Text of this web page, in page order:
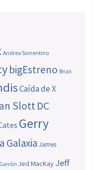
Andrea Sorrentino
bigEstreno Brian
Caída de X
SlottDC
Gerry
Galaxia James
Jed MacKay Jeff